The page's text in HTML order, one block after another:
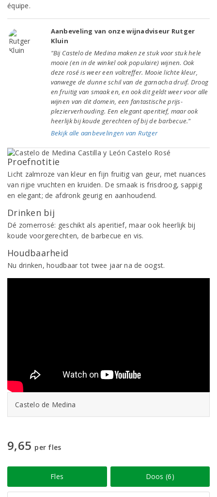
équipe.
Aanbeveling van onze wijnadviseur Rutger
Kluin
"Bij Castelo de Medina maken ze stuk voor stuk hele
mooie (en in de winkel ook populaire) wijnen. Ook
deze rosé is weer een voltreffer. Mooie lichte kleur,
vanwege de dunne schil van de garnacha druif. Droog
en fruitig van smaak en, en ook dit geldt weer voor alle
wijnen van dit domein, een fantastische prijs-
plezierverhouding. Een elegant aperitief, maar ook
heerlijk bij koude gerechten of bij de barbecue."
Bekijk alle aanbevelingen van Rutger
Proefnotitie
Licht zalmroze van kleur en fijn fruitig van geur, met nuances
van rijpe vruchten en kruiden. De smaak is frisdroog, sappig
en elegant; de afdronk geurig en aanhoudend.
Drinken bij
Dé zomerrosé: geschikt als aperitief, maar ook heerlijk bij
koude voorgerechten, de barbecue en vis.
Houdbaarheid
Nu drinken, houdbaar tot twee jaar na de oogst.
Castelo de Medina
9,65 per fles
Fles Doos (6)